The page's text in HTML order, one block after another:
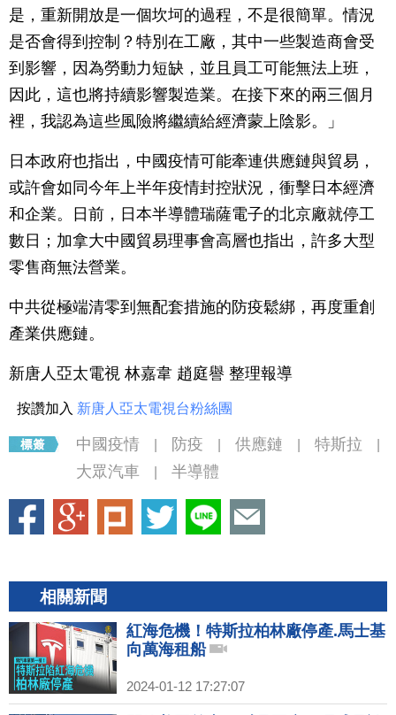
是，重新開放是一個坎坷的過程，不是很簡單。情況
是否會得到控制？特別在工廠，其中一些製造商會受
到影響，因為勞動力短缺，並且員工可能無法上班，
因此，這也將持續影響製造業。在接下來的兩三個月
裡，我認為這些風險將繼續給經濟蒙上陰影。」
日本政府也指出，中國疫情可能牽連供應鏈與貿易，
或許會如同今年上半年疫情封控狀況，衝擊日本經濟
和企業。日前，日本半導體瑞薩電子的北京廠就停工
數日；加拿大中國貿易理事會高層也指出，許多大型
零售商無法營業。
中共從極端清零到無配套措施的防疫鬆綁，再度重創
產業供應鏈。
新唐人亞太電視 林嘉韋 趙庭譽 整理報導
按讚加入 新唐人亞太電視台粉絲團
中國疫情 防疫 供應鏈 特斯拉
大眾汽車 半導體
相關新聞
紅海危機！特斯拉柏林廠停產.馬士基
向萬海租船
2024-01-12 17:27:07